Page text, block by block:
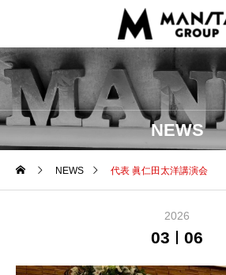
NEWS
NEWS 代表 眞仁田太洋講演会
2026
03 06